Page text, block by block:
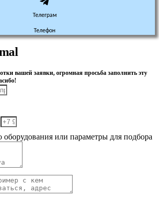
Телеграм
Телефон
вашей заявки, огромная просьба заполнить эту
оборудования или параметры для подбора